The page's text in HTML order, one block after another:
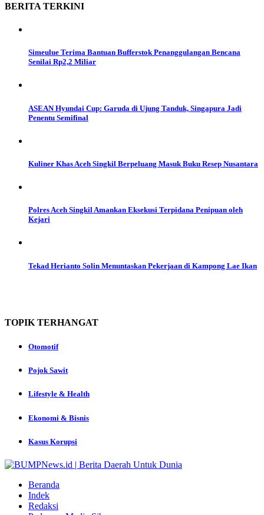
BERITA TERKINI
Simeulue Terima Bantuan Bufferstok Penanggulangan Bencana
Senilai Rp2,2 Miliar
ASEAN Hyundai Cup: Garuda di Ujung Tanduk, Singapura Jadi
Penentu Semifinal
Kuliner Khas Aceh Singkil Berpeluang Masuk Buku Resep Nusantara
Polres Aceh Singkil Amankan Eksekusi Terpidana Penipuan oleh
Kejari
Tekad Herianto Solin Menuntaskan Pekerjaan di Kampong Lae Ikan
TOPIK TERHANGAT
Otomotif
Pojok Sawit
Lifestyle & Health
Ekonomi & Bisnis
Kasus Korupsi
Beranda
Indek
Redaksi